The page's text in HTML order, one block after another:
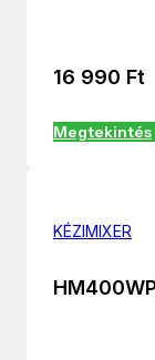
16 990 Ft
Megtekintés
KÉZIMIXER